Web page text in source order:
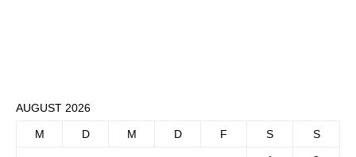
AUGUST 2026
M D M D F S S